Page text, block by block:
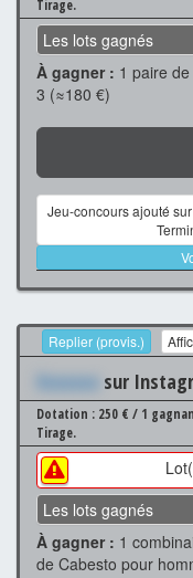
Tirage.
Les lots gagnés
À gagner : 1 paire
3 (≈180 €)
Jeu-concours ajouté
Replier (provis.)
Xxxxxxx sur
Dotation : 250 € / 1
Tirage.
Les lots gagnés
À gagner : 1
de Cabesto pour